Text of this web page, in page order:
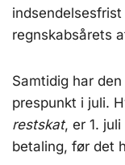
regnskabsårets
Samtidig har
prespunkt i juli.
restskat, er 1.
betaling, før det